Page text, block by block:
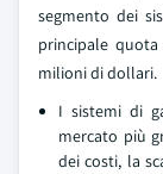
segmento dei
principale
milioni di dollari.
I sistemi di
mercato più
dei costi, la